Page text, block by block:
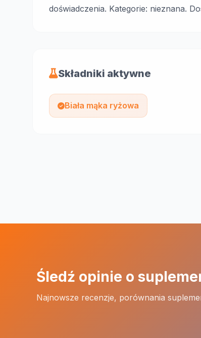
doświadczenia. Kategorie: nieznana.
Składniki aktywne
Biała mąka ryżowa
Śledź opinie o
Najnowsze recenzje, porównania